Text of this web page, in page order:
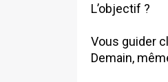
L’objectif ?
Vous guider
Demain,